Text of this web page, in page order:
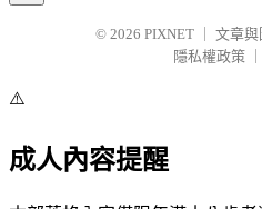
© 2026 PIXNET
文章與
隱私權政策
⚠️
成人內容提醒